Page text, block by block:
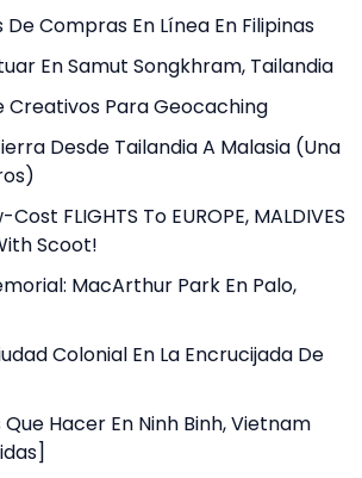
De Compras En Línea En Filipinas
En Samut Songkhram, Tailandia
Creativos Para Geocaching
Desde Tailandia A Malasia (una
FLIGHTS To EUROPE, MALDIVES
Scoot!
MacArthur Park En Palo,
Colonial En La Encrucijada De
Que Hacer En Ninh Binh, Vietnam